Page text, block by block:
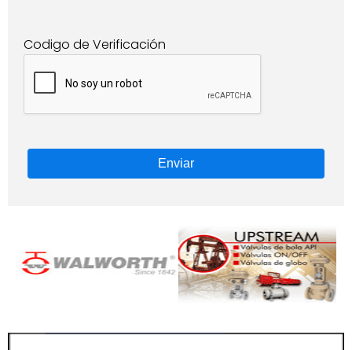
Codigo de Verificación
Enviar